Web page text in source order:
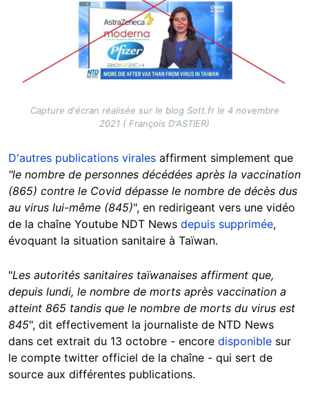
Capture d'écran réalisée sur le blog Sott.fr le 4 novembre
2021 ( François D'ASTIER)
D'autres publications virales affirment simplement que
"le nombre de personnes décédées après la vaccination
(865) contre le Covid dépasse le nombre de décès dus
au virus lui-même (845)", en redirigeant vers une vidéo
de la chaîne Youtube NDT News depuis supprimée,
évoquant la situation sanitaire à Taïwan.
"Les autorités sanitaires taïwanaises affirment que,
depuis lundi, le nombre de morts après vaccination a
atteint 865 tandis que le nombre de morts du virus est
845", dit effectivement la journaliste de NTD News
dans cet extrait du 13 octobre - encore disponible sur
le compte twitter officiel de la chaîne - qui sert de
source aux différentes publications.